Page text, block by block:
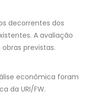
decorrentes dos
A avaliação
previstas.
econômica foram
da URI/FW.